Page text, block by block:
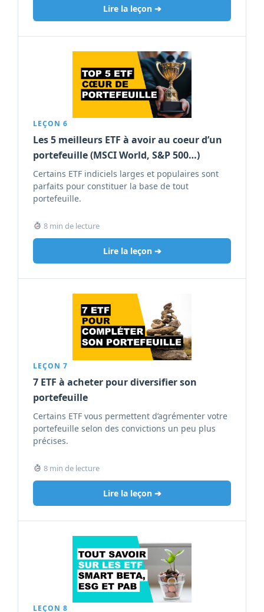
Lire la leçon ➔
LEÇON 6
Les 5 meilleurs ETF à avoir au coeur d’un
portefeuille (MSCI World, S&P 500…)
Certains ETF indiciels larges et populaires sont
parfaits pour constituer la base de tout
portefeuille.
8 min de lecture
Lire la leçon ➔
LEÇON 7
7 ETF à acheter pour diversifier son
portefeuille
Certains ETF vous permettent d’agrémenter votre
portefeuille selon des convictions un peu plus
précises.
8 min de lecture
Lire la leçon ➔
LEÇON 8